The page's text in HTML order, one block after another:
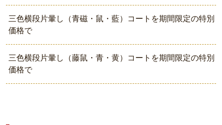
三色横段片暈し（青磁・鼠・藍）コートを期間限定の特別
価格で
三色横段片暈し（藤鼠・青・黄）コートを期間限定の特別
価格で